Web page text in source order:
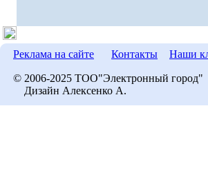
Реклама на сайте Контакты Наши
© 2006-2025 ТОО"Электронный город"
Дизайн Алексенко А.